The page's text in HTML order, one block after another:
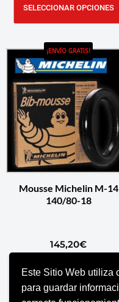
Este Sitio Web utiliza
para guardar
SELECCIONAR OPCIONES
¡ENVÍO GRATIS!
Mousse Michelin M-14
140/80-18
145,20€
AÑADIR AL CARRITO